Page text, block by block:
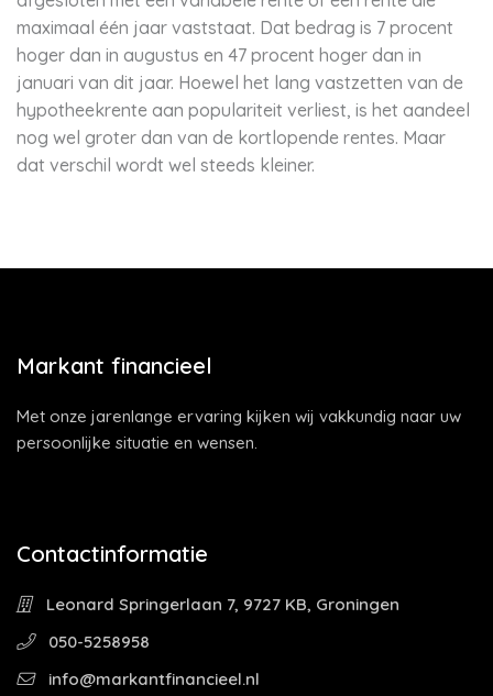
maximaal één jaar vaststaat. Dat bedrag is 7 procent
hoger dan in augustus en 47 procent hoger dan in
januari van dit jaar. Hoewel het lang vastzetten van de
hypotheekrente aan populariteit verliest, is het aandeel
nog wel groter dan van de kortlopende rentes. Maar
dat verschil wordt wel steeds kleiner.
Markant financieel
Met onze jarenlange ervaring kijken wij vakkundig naar uw
persoonlijke situatie en wensen.
Contactinformatie
Leonard Springerlaan 7, 9727 KB, Groningen
050-5258958
info@markantfinancieel.nl